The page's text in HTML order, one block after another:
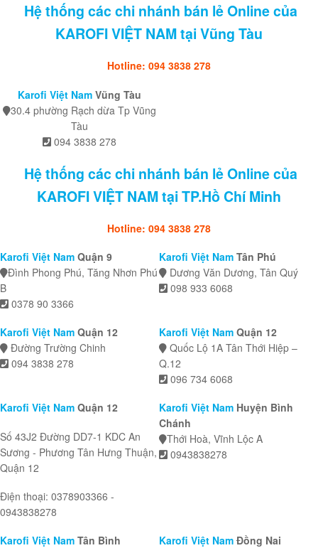
Hệ thống các chi nhánh bán lẻ Online của
KAROFI VIỆT NAM tại Vũng Tàu
Hotline: 094 3838 278
Karofi Việt Nam Vũng Tàu
30.4 phường Rạch dừa Tp Vũng
Tàu
094 3838 278
Hệ thống các chi nhánh bán lẻ Online của
KAROFI VIỆT NAM tại TP.Hồ Chí Minh
Hotline: 094 3838 278
Karofi Việt Nam Quận 9
Đình Phong Phú, Tăng Nhơn Phú
B
0378 90 3366
Karofi Việt Nam Tân Phú
Dương Văn Dương, Tân Quý
098 933 6068
Karofi Việt Nam Quận 12
Đường Trường Chinh
094 3838 278
Karofi Việt Nam Quận 12
Quốc Lộ 1A Tân Thới Hiệp –
Q.12
096 734 6068
Karofi Việt Nam Quận 12
Số 43J2 Đường DD7-1 KDC An
Sương - Phương Tân Hưng Thuận,
Quận 12
Điện thoại: 0378903366 -
0943838278
Karofi Việt Nam Huyện Bình
Chánh
Thới Hoà, Vĩnh Lộc A
0943838278
Karofi Việt Nam Tân Bình
Karofi Việt Nam Đồng Nai